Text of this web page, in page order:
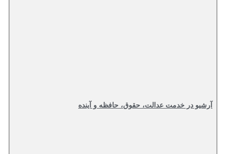
آرشیو در خدمت عدالت، حقوق، حافظه و آینده‌